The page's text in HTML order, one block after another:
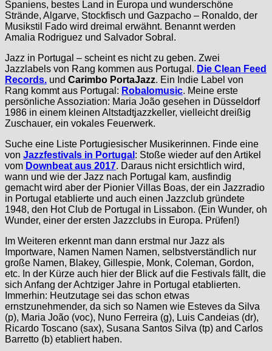
Spaniens, bestes Land in Europa und wunderschöne
Strände, Algarve, Stockfisch und Gazpacho – Ronaldo, der
Musikstil Fado wird dreimal erwähnt. Benannt werden
Amalia Rodriguez und Salvador Sobral.
Jazz in Portugal – scheint es nicht zu geben. Zwei
Jazzlabels von Rang kommen aus Portugal. Die Clean Feed
Records. und Carimbo PortaJazz. Ein Indie Label von
Rang kommt aus Portugal: Robalomusic. Meine erste
persönliche Assoziation: Maria João gesehen in Düsseldorf
1986 in einem kleinen Altstadtjazzkeller, vielleicht dreißig
Zuschauer, ein vokales Feuerwerk.
Suche eine Liste Portugiesischer Musikerinnen. Finde eine
von Jazzfestivals in Portugal : Stoße wieder auf den Artikel
vom Downbeat aus 2017. Daraus nicht ersichtlich wird,
wann und wie der Jazz nach Portugal kam, ausfindig
gemacht wird aber der Pionier Villas Boas, der ein Jazzradio
in Portugal etablierte und auch einen Jazzclub gründete
1948, den Hot Club de Portugal in Lissabon. (Ein Wunder, oh
Wunder, einer der ersten Jazzclubs in Europa. Prüfen!)
Im Weiteren erkennt man dann erstmal nur Jazz als
Importware, Namen Namen Namen, selbstverständlich nur
große Namen, Blakey, Gillespie, Monk, Coleman, Gordon,
etc. In der Kürze auch hier der Blick auf die Festivals fällt, die
sich Anfang der Achtziger Jahre in Portugal etablierten.
Immerhin: Heutzutage sei das schon etwas
ernstzunehmender, da sich so Namen wie Esteves da Silva
(p), Maria João (voc), Nuno Ferreira (g), Luis Candeias (dr),
Ricardo Toscano (sax), Susana Santos Silva (tp) and Carlos
Barretto (b) etabliert haben.